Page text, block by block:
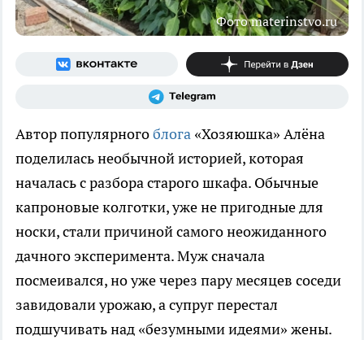
Фото materinstvo.ru
Автор популярногоблога «Хозяюшка» Алёна
поделилась необычной историей, которая
началась с разбора старого шкафа. Обычные
капроновые колготки, уже не пригодные для
носки, стали причиной самого неожиданного
дачного эксперимента. Муж сначала
посмеивался, но уже через пару месяцев соседи
завидовали урожаю, а супруг перестал
подшучивать над «безумными идеями» жены.